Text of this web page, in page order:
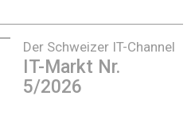
Der Schweizer IT-Channel
IT-Markt Nr.
5/2026